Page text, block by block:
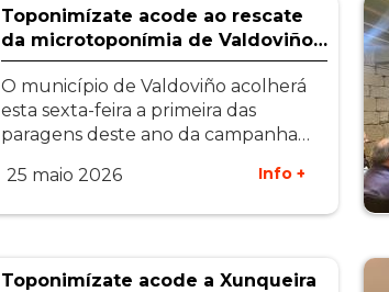
Toponimízate acode ao rescate
da microtoponímia de Valdoviño…
O município de Valdoviño acolherá
esta sexta-feira a primeira das
paragens deste ano da campanha…
25 maio 2026
Info +
Toponimízate acode a Xunqueira